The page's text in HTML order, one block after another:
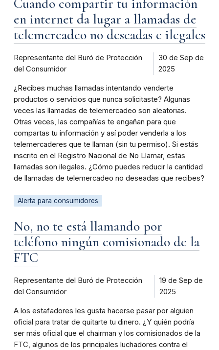
en internet da lugar a llamadas de
telemercadeo no deseadas e ilegales
Representante del Buró de Protección
del Consumidor
30 de Sep de
2025
¿Recibes muchas llamadas intentando venderte
productos o servicios que nunca solicitaste? Algunas
veces las llamadas de telemercadeo son aleatorias.
Otras veces, las compañías te engañan para que
compartas tu información y así poder venderla a los
telemercaderes que te llaman (sin tu permiso). Si estás
inscrito en el Registro Nacional de No Llamar, estas
llamadas son ilegales. ¿Cómo puedes reducir la cantidad
de llamadas de telemercadeo no deseadas que recibes?
Alerta para consumidores
No, no te está llamando por
teléfono ningún comisionado de la
FTC
Representante del Buró de Protección
del Consumidor
19 de Sep de
2025
A los estafadores les gusta hacerse pasar por alguien
oficial para tratar de quitarte tu dinero. ¿Y quién podría
ser más oficial que el chairman y los comisionados de la
FTC, algunos de los principales luchadores contra el